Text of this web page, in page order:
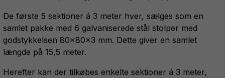
De første 5 sektioner á 3 meter hver, sælges som en
samlet pakke med 6 galvaniserede stål stolper med
godstykkelsen 80x80x3 mm. Dette giver en samlet
længde på 15,5 meter.
Herefter kan der tilkøbes enkelte sektioner á 3 meter,